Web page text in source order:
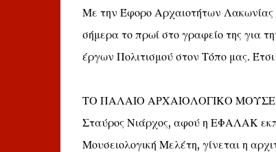
Με την Έφορο Αρχαιοτήτων
σήμερα το πρωί στο γραφείο της για
έργων Πολιτισμού στον Τόπο μας.
ΤΟ ΠΑΛΑΙΟ ΑΡΧΑΙΟΛΟΓΙΚΟ ΜΟΥΣΕΙΟ
Σταύρος Νιάρχος, αφού η ΕΦΑΛΑΚ
Μουσειολογική Μελέτη, γίνεται η